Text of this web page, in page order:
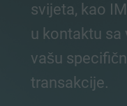
svijeta, kao
u kontaktu sa
vašu
transakcije.